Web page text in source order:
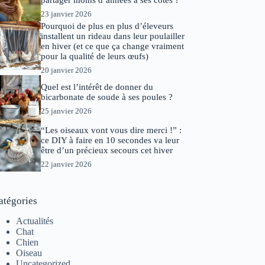
23 janvier 2026
Pourquoi de plus en plus d’éleveurs
installent un rideau dans leur poulailler
en hiver (et ce que ça change vraiment
pour la qualité de leurs œufs)
20 janvier 2026
Quel est l’intérêt de donner du
bicarbonate de soude à ses poules ?
25 janvier 2026
“Les oiseaux vont vous dire merci !” :
ce DIY à faire en 10 secondes va leur
être d’un précieux secours cet hiver
22 janvier 2026
Actualités
Chat
Chien
Oiseau